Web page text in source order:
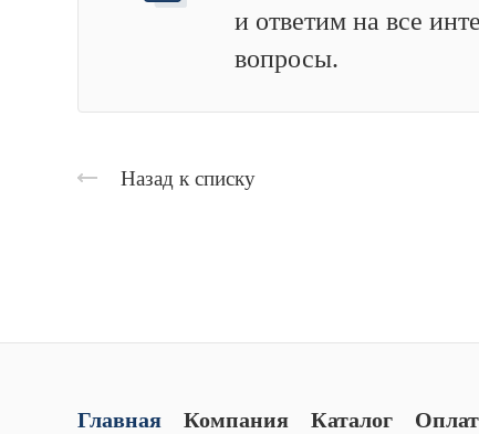
и ответим на все
вопросы.
Назад к списку
Главная Компания Каталог